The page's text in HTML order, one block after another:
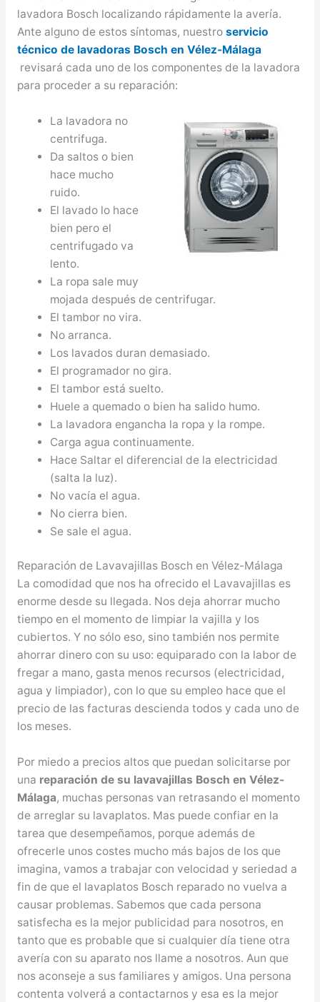
lavadora Bosch localizando rápidamente la avería.
Ante alguno de estos síntomas, nuestro servicio
técnico de lavadoras Bosch en Vélez-Málaga
revisará cada uno de los componentes de la lavadora
para proceder a su reparación:
La lavadora no
centrifuga.
Da saltos o bien
hace mucho
ruido.
El lavado lo hace
bien pero el
centrifugado va
lento.
La ropa sale muy
mojada después de centrifugar.
El tambor no vira.
No arranca.
Los lavados duran demasiado.
El programador no gira.
El tambor está suelto.
Huele a quemado o bien ha salido humo.
La lavadora engancha la ropa y la rompe.
Carga agua continuamente.
Hace Saltar el diferencial de la electricidad
(salta la luz).
No vacía el agua.
No cierra bien.
Se sale el agua.
Reparación de Lavavajillas Bosch en Vélez-Málaga
La comodidad que nos ha ofrecido el Lavavajillas es
enorme desde su llegada. Nos deja ahorrar mucho
tiempo en el momento de limpiar la vajilla y los
cubiertos. Y no sólo eso, sino también nos permite
ahorrar dinero con su uso: equiparado con la labor de
fregar a mano, gasta menos recursos (electricidad,
agua y limpiador), con lo que su empleo hace que el
precio de las facturas descienda todos y cada uno de
los meses.
Por miedo a precios altos que puedan solicitarse por
una reparación de su lavavajillas Bosch en Vélez-
Málaga, muchas personas van retrasando el momento
de arreglar su lavaplatos. Mas puede confiar en la
tarea que desempeñamos, porque además de
ofrecerle unos costes mucho más bajos de los que
imagina, vamos a trabajar con velocidad y seriedad a
fin de que el lavaplatos Bosch reparado no vuelva a
causar problemas. Sabemos que cada persona
satisfecha es la mejor publicidad para nosotros, en
tanto que es probable que si cualquier día tiene otra
avería con su aparato nos llame a nosotros. Aun que
nos aconseje a sus familiares y amigos. Una persona
contenta volverá a contactarnos y esa es la mejor